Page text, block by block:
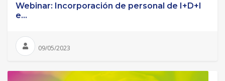
Webinar: Incorporación de personal de I+D+I
e...
09/05/2023